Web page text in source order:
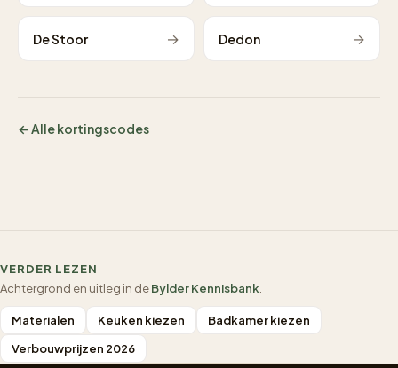
De Stoor → Dedon →
← Alle kortingscodes
VERDER LEZEN
Achtergrond en uitleg in deBylder Kennisbank
Materialen Keuken kiezen
Badkamer kiezen
Verbouwprijzen 2026